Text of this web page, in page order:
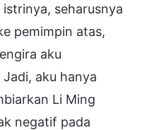
seharusnya
pemimpin atas,
aku
aku hanya
Li Ming
negatif pada